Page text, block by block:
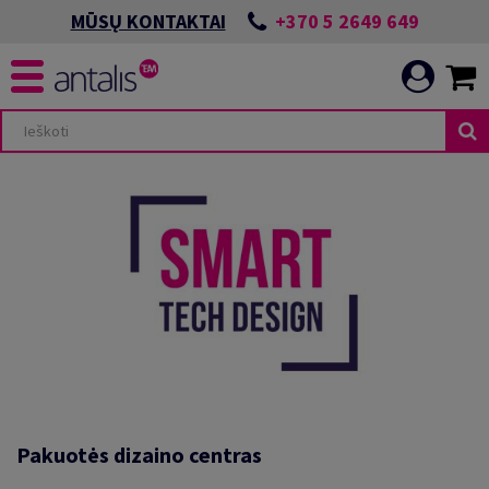
MŪSŲ KONTAKTAI +370 5 2649 649
Pakuotės dizaino centras